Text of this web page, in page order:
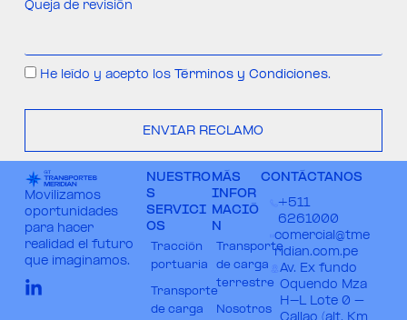
Queja de revisión
He leído y acepto los Términos y Condiciones.
ENVIAR RECLAMO
Movilizamos
oportunidades
para hacer
realidad el futuro
que imaginamos.
NUESTRO
S
SERVICI
OS
Tracción
portuaria
Transporte
de carga
MÁS
INFOR
MACIÓ
N
Transporte
de carga
terrestre
Nosotros
CONTÁCTANOS
+511
6261000​
comercial@tme
ridian.com.pe​
Av. Ex fundo
Oquendo Mza
H-L Lote 0 –